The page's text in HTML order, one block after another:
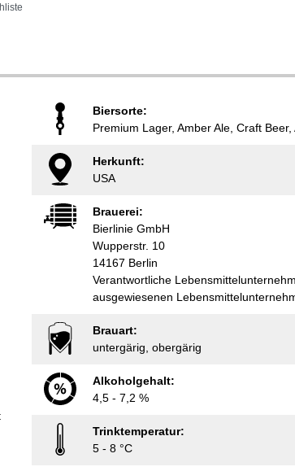
Biersorte:
Premium Lager, Amber Ale, Craft
Herkunft:
USA
Brauerei:
Bierlinie GmbH
Wupperstr. 10
14167 Berlin
Verantwortliche
ausgewiesenen
Brauart:
untergärig, obergärig
Alkoholgehalt:
4,5 - 7,2 %
Trinktemperatur:
5 - 8 °C